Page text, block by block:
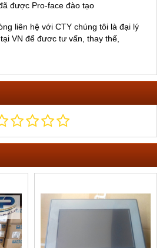
được Pro-face đào tạo
liên hệ với CTY chúng tôi là đại lý
VN để đươc tư vấn, thay thế,